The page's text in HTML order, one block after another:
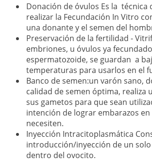
Donación de óvulos Es la técnica
realizar la Fecundación In Vitro
una donante y el semen del
Preservación de la fertilidad -
embriones, u óvulos ya
espermatozoide, se guardan a
temperaturas para usarlos en el
Banco de semen:un varón sano,
calidad de semen óptima, realiza
sus gametos para que sean
intención de lograr embarazos
necesiten.
Inyección Intracitoplasmática
introducción/inyección de un
dentro del ovocito.